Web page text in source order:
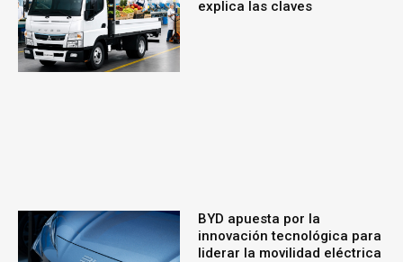
explica las claves
BYD apuesta por la
innovación tecnológica para
liderar la movilidad eléctrica